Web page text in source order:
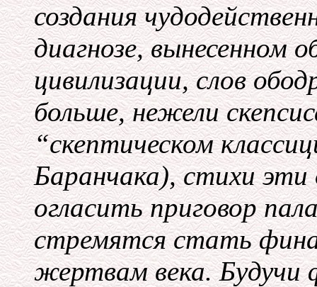
создания
диагнозе, вынесенном
цивилизации, слов
больше, нежели
“скептическом
Баранчака), стихи
огласить приговор
стремятся стать
жертвам века. Будучи